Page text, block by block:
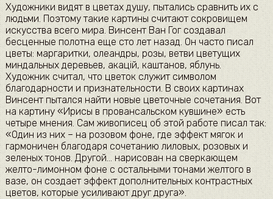
Художники видят в цветах душу, пытались сравнить их с
людьми. Поэтому такие картины считают сокровищем
искусства всего мира. Винсент Ван Гог создавал
бесценные полотна еще сто лет назад. Он часто писал
цветы: маргаритки, олеандры, розы, ветви цветущих
миндальных деревьев, акацій, каштанов, яблунь.
Художник считал, что цветок служит символом
благодарности и признательности. В своих картинах
Винсент пытался найти новые цветочные сочетания. Вот
на картину «Ирисы в провансальском кувшине» есть
четыре мнения. Сам живописец об этой работе писал так:
«Один из них – на розовом фоне, где эффект мягок и
гармоничен благодаря сочетанию лиловых, розовых и
зеленых тонов. Другой… нарисован на сверкающем
желто-лимонном фоне с остальными тонами желтого в
вазе, он создает эффект дополнительных контрастных
цветов, которые усиливают друг друга».